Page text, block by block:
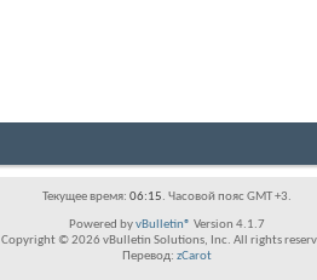
Текущее время: 06:15. Часовой пояс GMT +3.
Powered byvBulletin® Version 4.1.7
Copyright © 2026 vBulletin Solutions, Inc. All rights
Перевод: zCarot